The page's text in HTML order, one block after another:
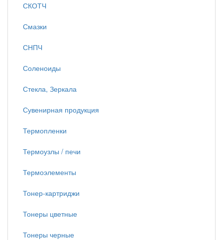
СКОТЧ
Смазки
СНПЧ
Соленоиды
Стекла, Зеркала
Сувенирная продукция
Термопленки
Термоузлы / печи
Термоэлементы
Тонер-картриджи
Тонеры цветные
Тонеры черные